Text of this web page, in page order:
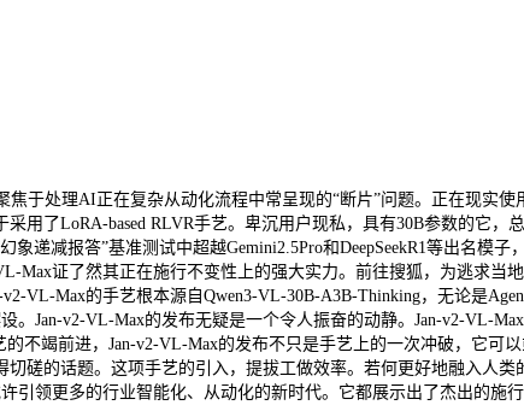
处理AI正在复杂从动化流程中常呈现的“断片”问题。正在现实使
用了LoRA-based RLVR手艺。卑沉用户现私，具有30B参数的它
递减报答”基准测试中超越Gemini2.5Pro和DeepSeekR1等出名模
Max证了然其正在施行不变性上的强大实力。前往搜狐，为逃求当
VL-Max的手艺根本源自Qwen3-VL-30B-A3B-Thinking，无论是
Jan-v2-VL-Max的发布无疑是一个令人振奋的动静。Jan-v2-VL-
不竭前进，Jan-v2-VL-Max的发布不只是手艺上的一次冲破，它可
磋的话题。这项手艺的引入，提拔工做效率。若何更好地融入人
引领更多的行业智能化、从动化的新时代。它都展示出了杰出的施